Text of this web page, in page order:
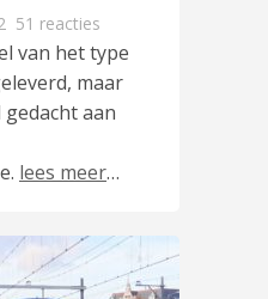
51 reacties
van het type
maar
aan
lees meer…